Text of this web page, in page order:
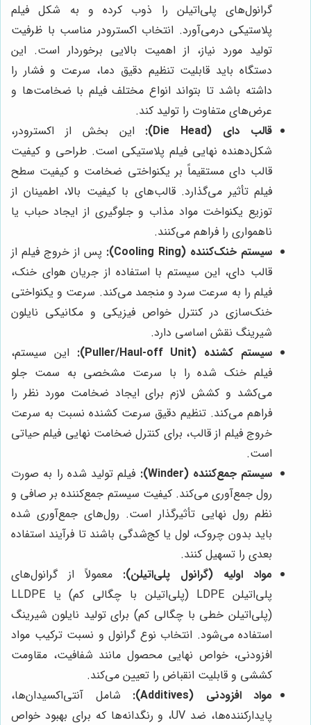
گرانول‌های پلی‌اتیلن را ذوب کرده و به شکل فیلم
پلاستیکی درمی‌آورد. انتخاب اکسترودر مناسب با ظرفیت
تولید مورد نیاز، از اهمیت بالایی برخوردار است. این
دستگاه باید قابلیت تنظیم دقیق دما، سرعت و فشار را
داشته باشد تا بتواند انواع مختلف فیلم با ضخامت‌ها و
عرض‌های متفاوت را تولید کند.
قالب دای (Die Head):
این بخش از اکسترودر،
شکل‌دهنده نهایی فیلم پلاستیکی است. طراحی و کیفیت
قالب دای مستقیماً بر یکنواختی ضخامت و کیفیت سطح
فیلم تأثیر می‌گذارد. قالب‌های با کیفیت بالا، اطمینان از
توزیع یکنواخت مواد مذاب و جلوگیری از ایجاد حباب یا
ناهمواری را فراهم می‌کنند.
سیستم خنک‌کننده (Cooling Ring):
پس از خروج فیلم از
قالب دای، این سیستم با استفاده از جریان هوای خنک،
فیلم را به سرعت سرد و منجمد می‌کند. سرعت و یکنواختی
خنک‌سازی در کنترل خواص فیزیکی و مکانیکی نایلون
شیرینگ نقش اساسی دارد.
سیستم کشنده (Puller/Haul-off Unit):
این سیستم،
فیلم خنک شده را با سرعت مشخصی به سمت جلو
می‌کشد و کشش لازم برای ایجاد ضخامت مورد نظر را
فراهم می‌کند. تنظیم دقیق سرعت کشنده نسبت به سرعت
خروج فیلم از قالب، برای کنترل ضخامت نهایی فیلم حیاتی
است.
سیستم جمع‌کننده (Winder):
فیلم تولید شده را به صورت
رول جمع‌آوری می‌کند. کیفیت سیستم جمع‌کننده بر صافی و
نظم رول نهایی تأثیرگذار است. رول‌های جمع‌آوری شده
باید بدون چروک، لول یا کج‌شدگی باشند تا فرآیند استفاده
بعدی را تسهیل کنند.
مواد اولیه (گرانول پلی‌اتیلن): معمولاً از گرانول‌های
پلی‌اتیلن LDPE (پلی‌اتیلن با چگالی کم) یا LLDPE
(پلی‌اتیلن خطی با چگالی کم) برای تولید نایلون شیرینگ
استفاده می‌شود. انتخاب نوع گرانول و نسبت ترکیب مواد
افزودنی، خواص نهایی محصول مانند شفافیت، مقاومت
کششی و قابلیت انقباض را تعیین می‌کند.
مواد افزودنی (Additives):
شامل آنتی‌اکسیدان‌ها،
پایدارکننده‌ها، ضد UV، و رنگدانه‌ها که برای بهبود خواص